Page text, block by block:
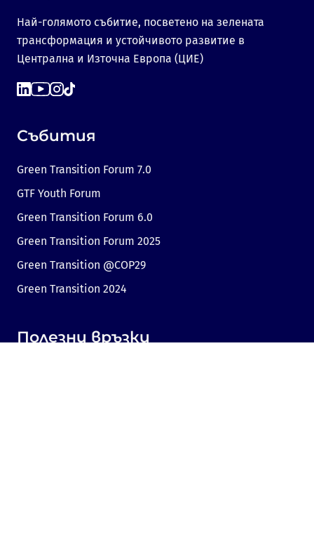
Най-голямото събитие, посветено на зелената
трансформация и устойчивото развитие в
Централна и Източна Европа (ЦИЕ)
Събития
Green Transition Forum 7.0
GTF Youth Forum
Green Transition Forum 6.0
Green Transition Forum 2025
Green Transition @COP29
Green Transition 2024
Полезни връзки